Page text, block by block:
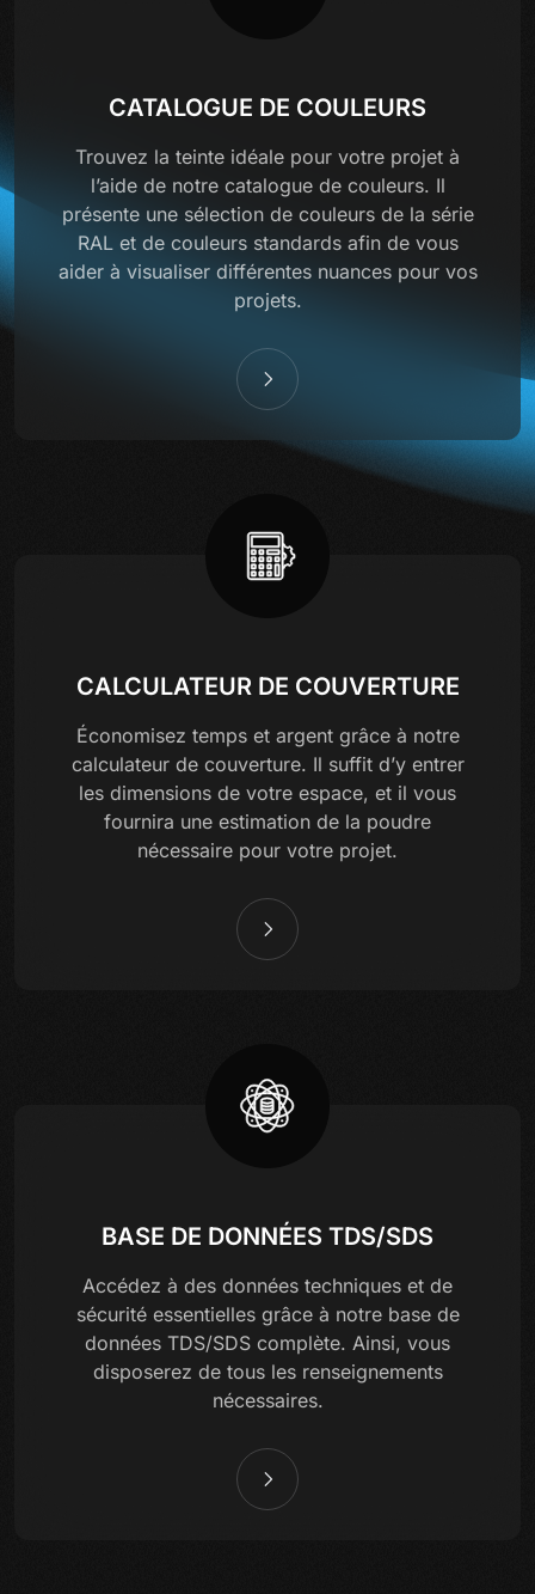
CATALOGUE DE COULEURS
Trouvez la teinte idéale pour votre projet à
l’aide de notre catalogue de couleurs. Il
présente une sélection de couleurs de la série
RAL et de couleurs standards afin de vous
aider à visualiser différentes nuances pour vos
projets.
CALCULATEUR DE COUVERTURE
Économisez temps et argent grâce à notre
calculateur de couverture. Il suffit d’y entrer
les dimensions de votre espace, et il vous
fournira une estimation de la poudre
nécessaire pour votre projet.
BASE DE DONNÉES TDS/SDS
Accédez à des données techniques et de
sécurité essentielles grâce à notre base de
données TDS/SDS complète. Ainsi, vous
disposerez de tous les renseignements
nécessaires.